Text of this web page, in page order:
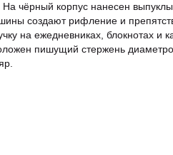
чёрный корпус нанесен
создают рифление и
на ежедневниках, блокнотах
пишущий стержень